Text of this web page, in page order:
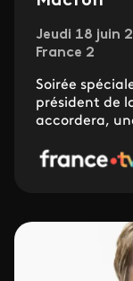
Jeudi 18 juin
France 2
Soirée
président de
accordera,